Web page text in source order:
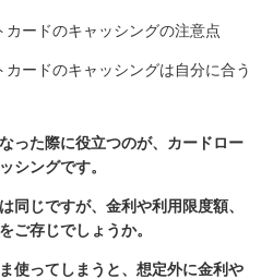
ードのキャッシングの注意点
ードのキャッシングは自分に合う
った際に役立つのが、カードロー
シングです。
同じですが、金利や利用限度額、
ご存じでしょうか。
使ってしまうと、想定外に金利や